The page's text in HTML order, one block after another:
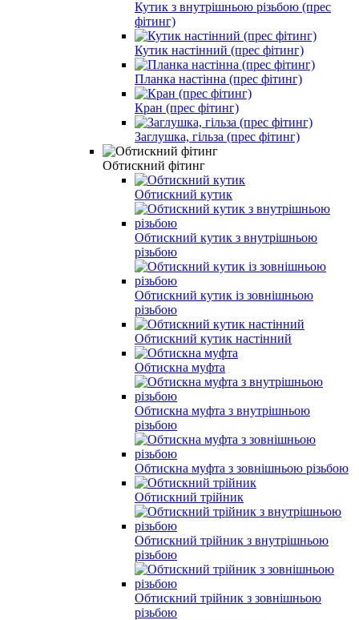
Кутик з внутрішньою різьбою (прес
фітинг)
Кутик настінний (прес фітинг)
Планка настінна (прес фітинг)
Кран (прес фітинг)
Заглушка, гільза (прес фітинг)
Обтискний фітинг
Обтискний кутик
Обтискний кутик з внутрішньою
різьбою
Обтискний кутик із зовнішньою
різьбою
Обтискний кутик настінний
Обтискна муфта
Обтискна муфта з внутрішньою
різьбою
Обтискна муфта з зовнішньою різьбою
Обтискний трійник
Обтискний трійник з внутрішньою
різьбою
Обтискний трійник з зовнішньою
різьбою